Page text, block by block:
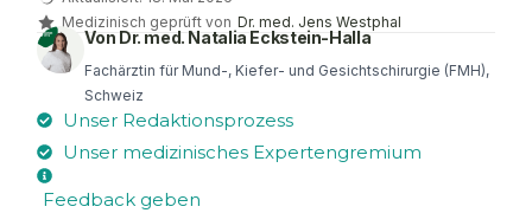
Medizinisch geprüft von Dr. med. Jens Westphal
Von Dr. med. Natalia Eckstein-Halla
Fachärztin für Mund-, Kiefer- und Gesichtschirurgie (FMH),
Schweiz
Unser Redaktionsprozess
Unser medizinisches Expertengremium
Feedback geben